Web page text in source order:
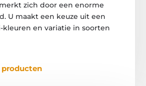
zich door een enorme
U maakt een keuze uit een
kleuren en variatie in soorten
producten